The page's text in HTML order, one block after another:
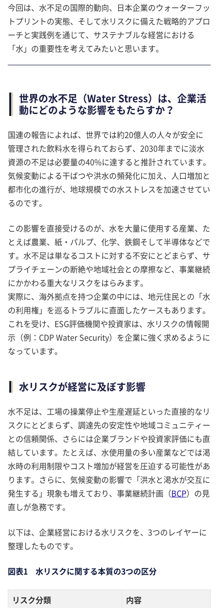
今回は、水不足の国際的動向、日本企業のウォーターフッ
トプリントの実態、そして水リスクに備えた戦略的アプロ
ーチと実践例を通じて、サステナブルな経営における
「水」の重要性を考えてみたいと思います。
世界の水不足（Water Stress）は、企業活
動にどのような影響をもたらすか？
国連の報告によれば、世界では約20億人の人々が安全に
管理された飲料水を得られておらず、2030年までに淡水
資源の不足は必要量の40%に達すると推計されています。
気候変動による干ばつや洪水の頻発化に加え、人口増加と
都市化の進行が、地球規模での水ストレスを加速させてい
るのです。
この影響を直接受けるのが、水を大量に使用する産業、た
とえば農業、紙・パルプ、化学、鉄鋼そして半導体などで
す。水不足は単なるコストに対する不安にとどまらず、サ
プライチェーンの断絶や地域社会との摩擦など、事業継続
にかかわる重大なリスクをはらみます。
実際に、海外拠点を持つ企業の中には、地元住民との「水
の利用権」を巡るトラブルに直面したケースもあります。
これを受け、ESG評価機関や投資家は、水リスクの情報開
示（例：CDP Water Security）を企業に強く求めるように
なっています。
水リスクが経営に及ぼす影響
水不足は、工場の操業停止や生産遅延といった直接的なリ
スクにとどまらず、調達先の安定性や地域コミュニティー
との信頼関係、さらには企業ブランドや投資家評価にも直
結しています。たとえば、水使用量の多い産業などでは渇
水時の利用制限やコスト増加が経営を圧迫する可能性があ
ります。さらに、気候変動の影響で「洪水と渇水が交互に
発生する」現象も増えており、事業継続計画（BCP）の見
直しが急務です。
以下は、企業経営における水リスクを、3つのレイヤーに
整理したものです。
図表1 水リスクに関する本質の3つの区分
リスク分類 内容